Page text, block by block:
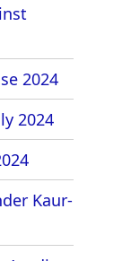
2024
2024
Kaur-